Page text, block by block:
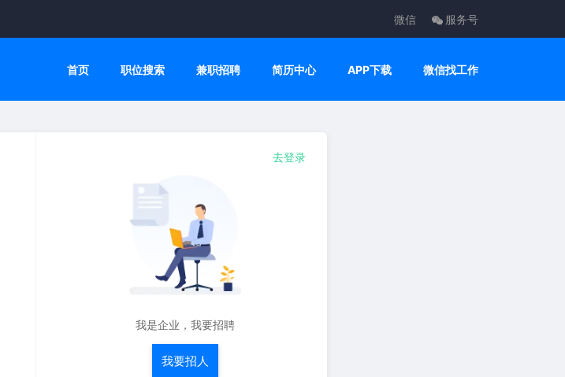
微信 服务号
首页 职位搜索 兼职招聘 简历中心 APP下载 微信找工作
我是企业，我要招聘
我要招人
去登录